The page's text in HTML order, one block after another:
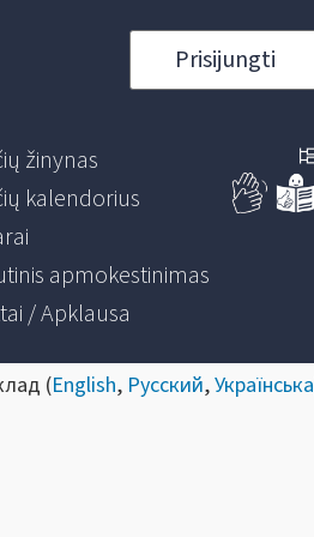
Prisijungti
žinynas
kalendorius
apmokestinimas
/ Apklausa
(English, Русский,Українська